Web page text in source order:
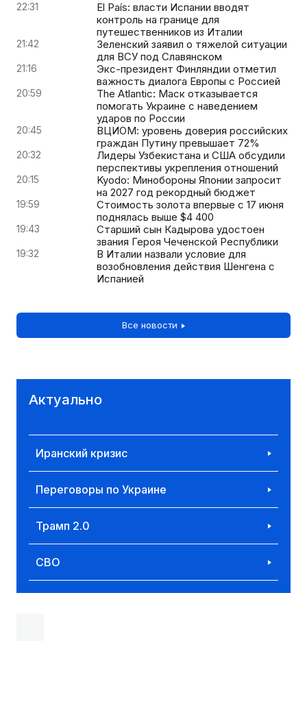
22:31
El País: власти Испании вводят
контроль на границе для
путешественников из Италии
21:42
Зеленский заявил о тяжелой ситуации
для ВСУ под Славянском
21:16
Экс-президент Финляндии отметил
важность диалога Европы с Россией
20:59
The Atlantic: Маск отказывается
помогать Украине с наведением
ударов по России
20:45
ВЦИОМ: уровень доверия российских
граждан Путину превышает 72%
20:32
Лидеры Узбекистана и США обсудили
перспективы укрепления отношений
20:15
Kyodo: Минобороны Японии запросит
на 2027 год рекордный бюджет
19:59
Стоимость золота впервые с 17 июня
поднялась выше $4 400
19:43
Старший сын Кадырова удостоен
звания Героя Чеченской Республики
19:32
В Италии назвали условие для
возобновления действия Шенгена с
Испанией
Все новости
Актуально
Иранский кризис
Переговоры по Украине
Трамп 2.0
СВО